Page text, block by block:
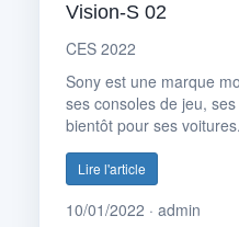
Vision-S 02
CES 2022
Sony est une marque
ses consoles de jeu,
bientôt pour ses
Lire l'article
10/01/2022 · admin